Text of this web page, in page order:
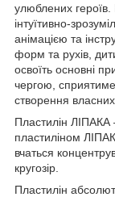
улюблених героїв.
інтуїтивно-
анімацією та
форм та рухів,
освоїть основні
чергою, сприятиме
створення
Пластилін ЛІПАКА
пластиліном
вчаться
кругозір.
Пластилін